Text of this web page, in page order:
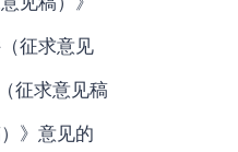
征求意见
征求意见稿
》意见的